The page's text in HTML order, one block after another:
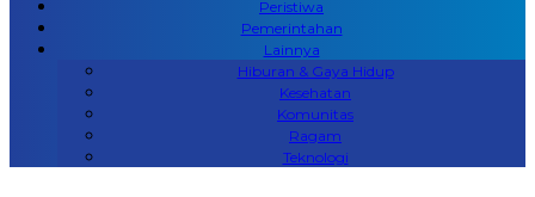
Peristiwa
Pemerintahan
Lainnya
Hiburan & Gaya Hidup
Kesehatan
Komunitas
Ragam
Teknologi